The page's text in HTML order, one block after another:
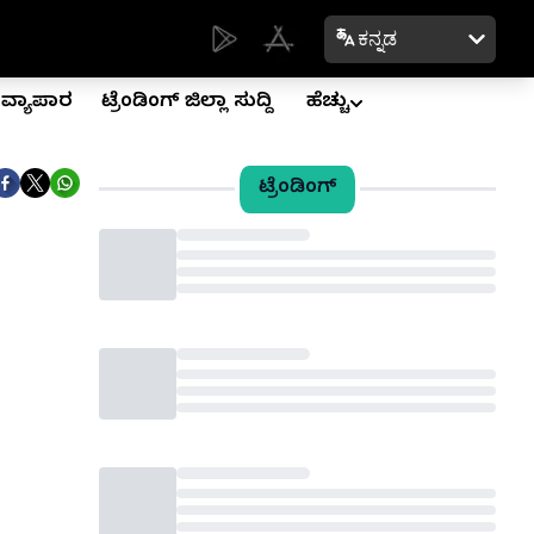
ಕನ್ನಡ
ವ್ಯಾಪಾರ ಟ್ರೆಂಡಿಂಗ್ ಜಿಲ್ಲಾ ಸುದ್ದಿ ಹೆಚ್ಚು
ಟ್ರೆಂಡಿಂಗ್